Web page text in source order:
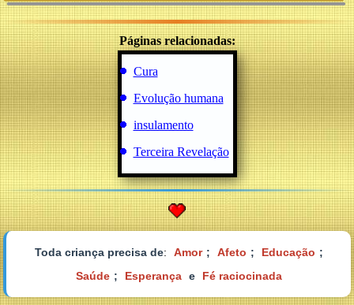
Páginas relacionadas:
Cura
Evolução humana
insulamento
Terceira Revelação
Toda criança precisa de: Amor ; Afeto ; Educação ;
Saúde ; Esperança e Fé raciocinada